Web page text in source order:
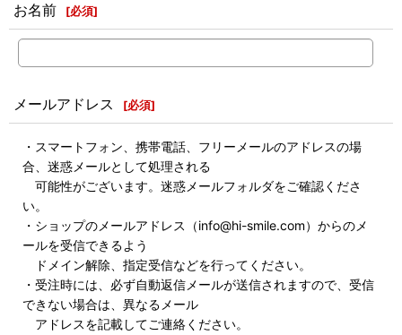
お名前 [必須]
メールアドレス [必須]
・スマートフォン、携帯電話、フリーメールのアドレスの場
合、迷惑メールとして処理される
可能性がございます。迷惑メールフォルダをご確認くださ
い。
・ショップのメールアドレス（info@hi-smile.com）からのメ
ールを受信できるよう
ドメイン解除、指定受信などを行ってください。
・受注時には、必ず自動返信メールが送信されますので、受信
できない場合は、異なるメール
アドレスを記載してご連絡ください。